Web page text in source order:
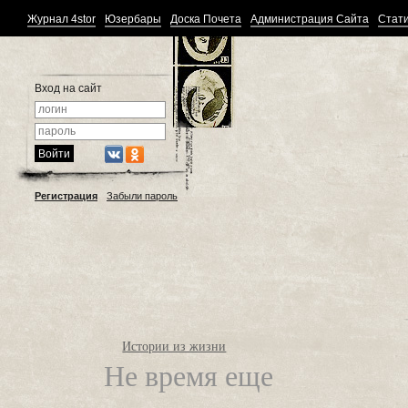
Журнал 4stor Юзербары Доска Почета Администрация Сайта
Вход на сайт
Регистрация Забыли пароль
Истории из жизни
Не время еще